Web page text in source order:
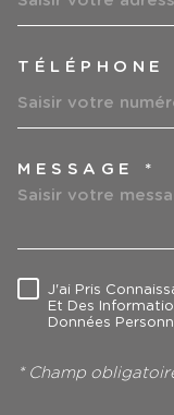
TÉLÉPHONE
MESSAGE *
J'ai Pris
Et Des
Données
* Champ